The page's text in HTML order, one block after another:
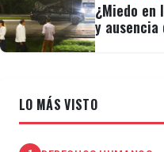
¿Miedo en
y ausencia
LO MÁS VISTO